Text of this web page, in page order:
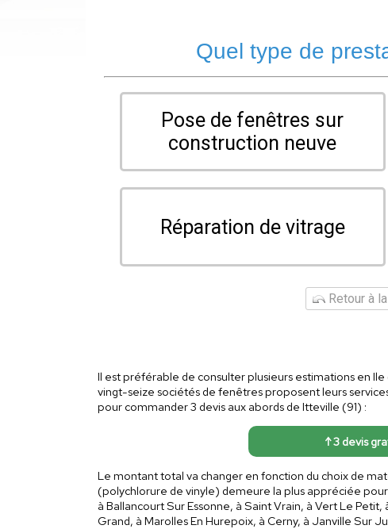
Quel type de
Pose de fenêtres sur
construction neuve
Réparation de vitrage
Retour à
Il est préférable de consulter plusieurs estimations en
vingt-seize sociétés de fenêtres proposent leurs
pour commander 3 devis aux abords de Itteville (91) :
↑ 3 devis
Le montant total va changer en fonction du choix de
(polychlorure de vinyle) demeure la plus appréciée
à Ballancourt Sur Essonne, à Saint Vrain, à Vert Le
Grand, à Marolles En Hurepoix, à Cerny, à Janville Sur